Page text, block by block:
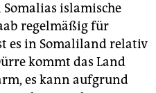
islamische
regelmäßig für
es in Somaliland relativ
kommt das Land
es kann aufgrund